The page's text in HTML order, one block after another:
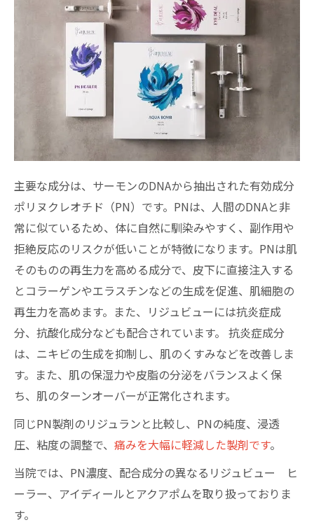
主要な成分は、サーモンのDNAから抽出された有効成分
ポリヌクレオチド（PN）です。PNは、人間のDNAと非
常に似ているため、体に自然に馴染みやすく、副作用や
拒絶反応のリスクが低いことが特徴になります。PNは肌
そのものの再生力を高める成分で、皮下に直接注入する
とコラーゲンやエラスチンなどの生成を促進、肌細胞の
再生力を高めます。また、リジュビューには抗炎症成
分、抗酸化成分なども配合されています。 抗炎症成分
は、ニキビの生成を抑制し、肌のくすみなどを改善しま
す。また、肌の保湿力や皮脂の分泌をバランスよく保
ち、肌のターンオーバーが正常化されます。
同じPN製剤のリジュランと比較し、PNの純度、浸透
圧、粘度の調整で、 痛みを大幅に軽減した製剤です。
当院では、PN濃度、配合成分の異なるリジュビュー ヒ
ーラー、アイディールとアクアポムを取り扱っておりま
す。